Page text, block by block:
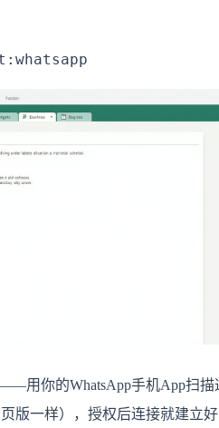
用你的WhatsApp手机App扫描
页版一样），授权后连接就建立